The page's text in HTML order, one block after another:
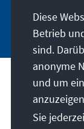
Anschrift
Kontakt
Diese
Betrieb
sind.
anonyme
und um
Sie